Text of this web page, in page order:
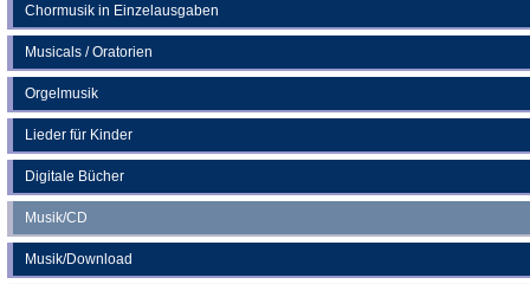
Chormusik in Einzelausgaben
Musicals / Oratorien
Orgelmusik
Lieder für Kinder
Digitale Bücher
Musik/CD
Musik/Download